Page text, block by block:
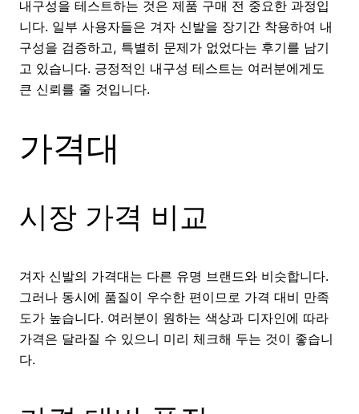
내구성을 테스트하는 것은 제품 구매 전 중요한 과정입
니다. 일부 사용자들은 겨자 신발을 장기간 착용하여 내
구성을 검증하고, 특별히 문제가 없었다는 후기를 남기
고 있습니다. 긍정적인 내구성 테스트는 여러분에게도
큰 신뢰를 줄 것입니다.
가격대
시장 가격 비교
겨자 신발의 가격대는 다른 유명 브랜드와 비슷합니다.
그러나 동시에 품질이 우수한 편이므로 가격 대비 만족
도가 높습니다. 여러분이 원하는 색상과 디자인에 따라
가격은 달라질 수 있으니 미리 체크해 두는 것이 좋습니
다.